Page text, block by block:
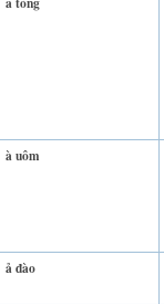
à uôm
ả đào